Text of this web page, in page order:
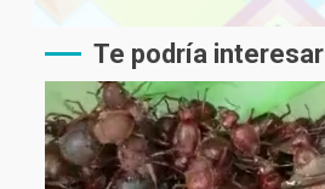
Te podría interesar